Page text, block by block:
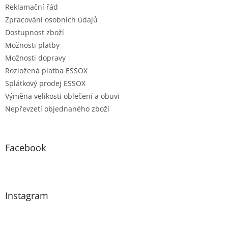
Reklamační řád
Zpracování osobních údajů
Dostupnost zboží
Možnosti platby
Možnosti dopravy
Rozložená platba ESSOX
Splátkový prodej ESSOX
Výměna velikosti oblečení a obuvi
Nepřevzetí objednaného zboží
Facebook
Instagram